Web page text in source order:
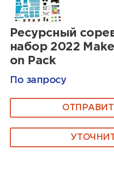
Ресурсный
набор 2022
on Pack
По запросу